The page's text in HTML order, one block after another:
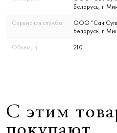
Беларусь, г.
Сервисная служба
ООО "Сан
Беларусь, г.
Объем, л 210
С этим